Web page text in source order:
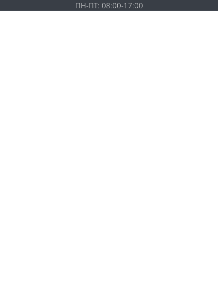
ПН-ПТ: 08:00-17:00